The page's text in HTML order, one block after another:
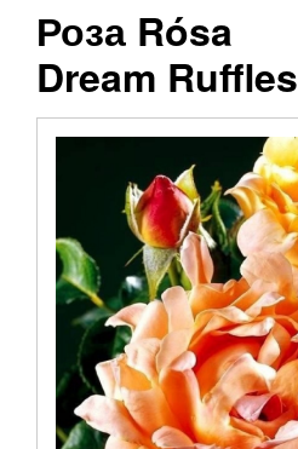
Роза Rósa
Dream Ruffles